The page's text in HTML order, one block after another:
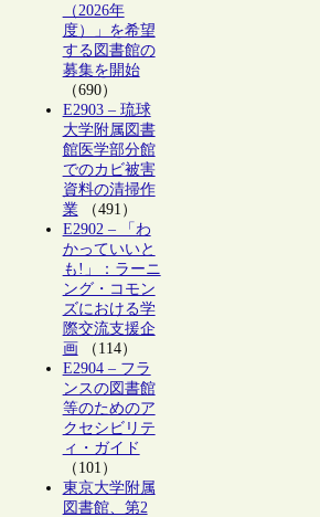
（2026年
度）」を希望
する図書館の
募集を開始
（690）
E2903 – 琉球
大学附属図書
館医学部分館
でのカビ被害
資料の清掃作
業（491）
E2902 – 「わ
かっていいと
も!」：ラーニ
ング・コモン
ズにおける学
際交流支援企
画（114）
E2904 – フラ
ンスの図書館
等のためのア
クセシビリテ
ィ・ガイド
（101）
東京大学附属
図書館、第2